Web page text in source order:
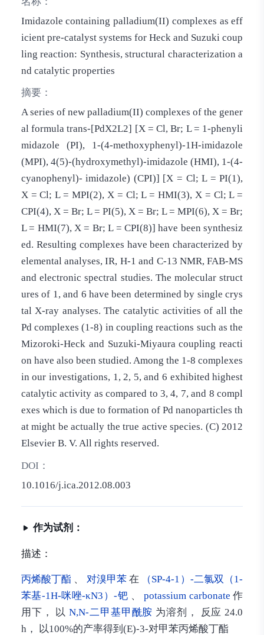
Imidazole containing palladium(II) complexes as eff
icient pre-catalyst systems for Heck and Suzuki coup
ling reaction: Synthesis, structural characterization a
nd catalytic properties
摘要：
A series of new palladium(II) complexes of the gener
al formula trans-[PdX2L2] [X = Cl, Br; L = 1-phenyli
midazole (PI), 1-(4-methoxyphenyl)-1H-imidazole
(MPI), 4(5)-(hydroxymethyl)-imidazole (HMI), 1-(4-
cyanophenyl)- imidazole) (CPI)] [X = Cl; L = PI(1),
X = Cl; L = MPI(2), X = Cl; L = HMI(3), X = Cl; L =
CPI(4), X = Br; L = PI(5), X = Br; L = MPI(6), X = Br;
L = HMI(7), X = Br; L = CPI(8)] have been synthesiz
ed. Resulting complexes have been characterized by
elemental analyses, IR, H-1 and C-13 NMR, FAB-MS
and electronic spectral studies. The molecular struct
ures of 1, and 6 have been determined by single crys
tal X-ray analyses. The catalytic activities of all the
Pd complexes (1-8) in coupling reactions such as the
Mizoroki-Heck and Suzuki-Miyaura coupling reacti
on have also been studied. Among the 1-8 complexes
in our investigations, 1, 2, 5, and 6 exhibited highest
catalytic activity as compared to 3, 4, 7, and 8 compl
exes which is due to formation of Pd nanoparticles th
at might be actually the true active species. (C) 2012
Elsevier B. V. All rights reserved.
DOI：
10.1016/j.ica.2012.08.003
作为试剂：
描述：
丙烯酸丁酯 、 对溴甲苯 在
（SP-4-1）-二氯双（1-
苯基-1H-咪唑-κN3）-钯 、potassium carbonate 作
用下， 以N,N-二甲基甲酰胺 为溶剂， 反应 24.0
h， 以100%的产率得到(E)-3-对甲苯丙烯酸丁酯